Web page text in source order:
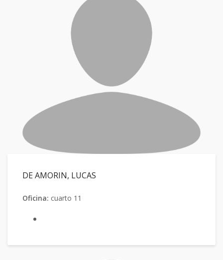
DE AMORIN, LUCAS
Oficina: cuarto 11